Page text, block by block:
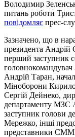
Володимир
питань роботи
повідомляє прес-
Зазначено, що в
президента
перший заступник
Андрій Таран,
Міноборони
Сергій Дейнеко,
департаменту МЗС
заступник голови
Мережко, інші
представники